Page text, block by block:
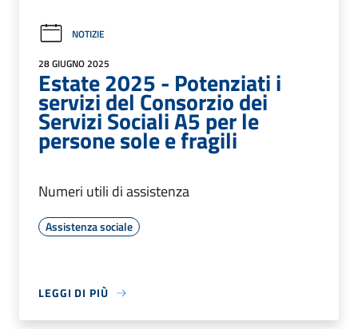
NOTIZIE
28 GIUGNO 2025
Estate 2025 - Potenziati i
servizi del Consorzio dei
Servizi Sociali A5 per le
persone sole e fragili
Numeri utili di assistenza
Assistenza sociale
LEGGI DI PIÙ